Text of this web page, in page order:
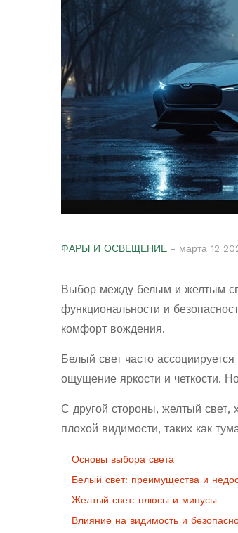
ФАРЫ И ОСВЕЩЕНИЕ - марта 12
Выбор между белым и желтым
функциональности и
комфорт вождения.
Белый свет часто
ощущение яркости и четкости.
С другой стороны, желтый свет,
плохой видимости, таких как
Основы выбора света
Белый свет: преимущества и
Желтый свет: плюсы и минусы
Влияние на видимость и